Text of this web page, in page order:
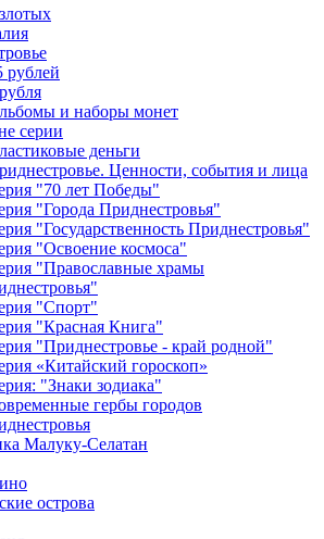
рублей
и наборы монет
серии
деньги
Ценности, события и лица
"70 лет Победы"
"Города Приднестровья"
"Государственность Приднестровья"
"Освоение космоса"
"Православные храмы
"Спорт"
"Красная Книга"
"Приднестровье - край родной"
«Китайский гороскоп»
"Знаки зодиака"
гербы городов
Малуку-Селатан
острова